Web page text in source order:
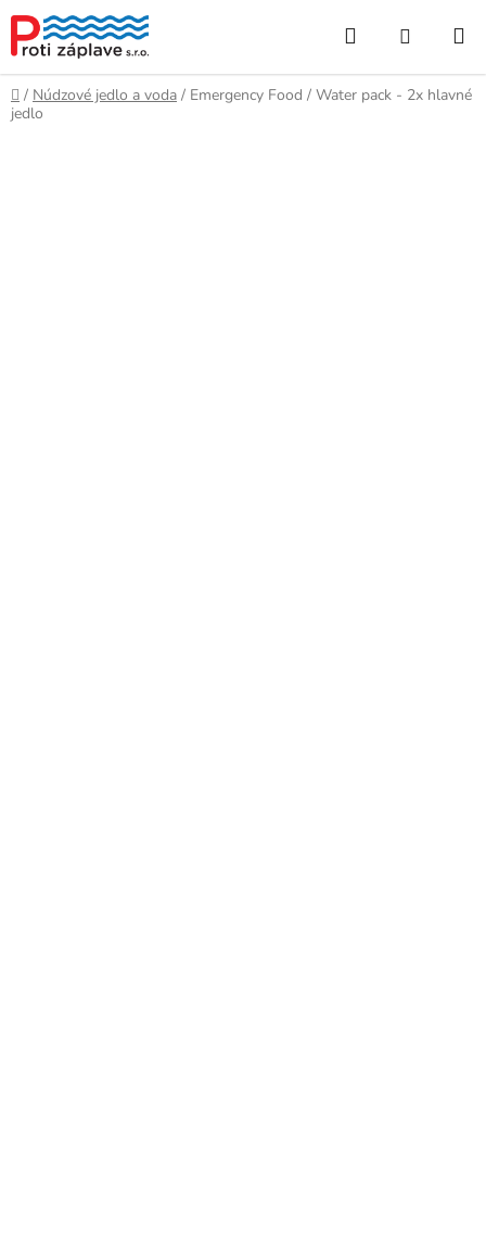
obsah
Hľadať
KOŠÍK
Domov
/ Núdzové jedlo a voda / Emergency Food / Water pack - 2x hlavné
jedlo